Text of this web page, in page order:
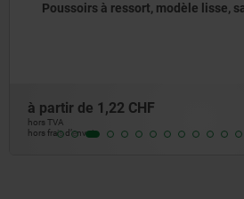
Poussoirs à ressort à
à partir de 1,61 CHF
hors TVA
hors frais d’envoi